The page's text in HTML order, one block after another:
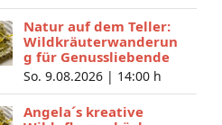
Natur auf dem Teller:
Wildkräuterwanderun
g für Genussliebende
So. 9.08.2026 | 14:00 h
Angela´s kreative